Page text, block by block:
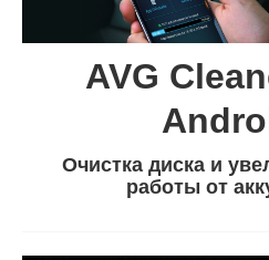
AVG
Очистка диска и
работы от